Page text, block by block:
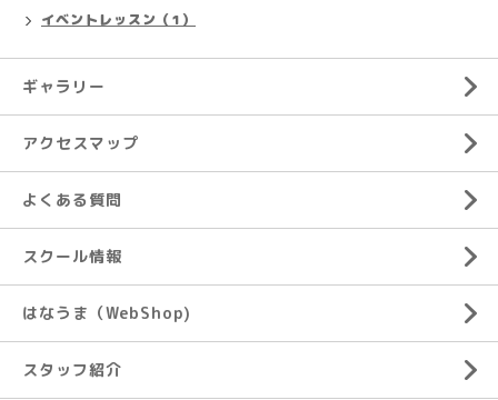
イベントレッスン（1）
ギャラリー
アクセスマップ
よくある質問
スクール情報
はなうま（WebShop)
スタッフ紹介